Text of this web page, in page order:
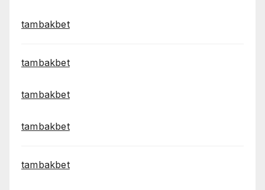
tambakbet
tambakbet
tambakbet
tambakbet
tambakbet